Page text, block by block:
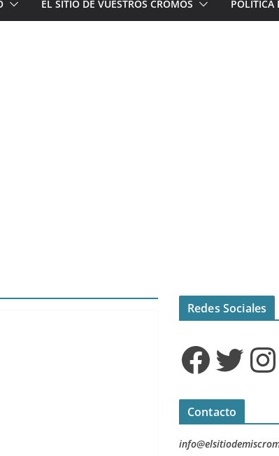
EL SITIO DE VUESTROS CROMOS POLÍTICA
Redes Sociales
Facebook Twitter Instagram
Contacto